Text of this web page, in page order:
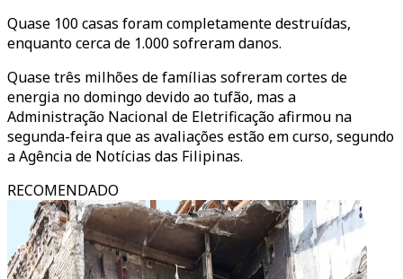
Quase 100 casas foram completamente destruídas,
enquanto cerca de 1.000 sofreram danos.
Quase três milhões de famílias sofreram cortes de
energia no domingo devido ao tufão, mas a
Administração Nacional de Eletrificação afirmou na
segunda-feira que as avaliações estão em curso, segundo
a Agência de Notícias das Filipinas.
RECOMENDADO